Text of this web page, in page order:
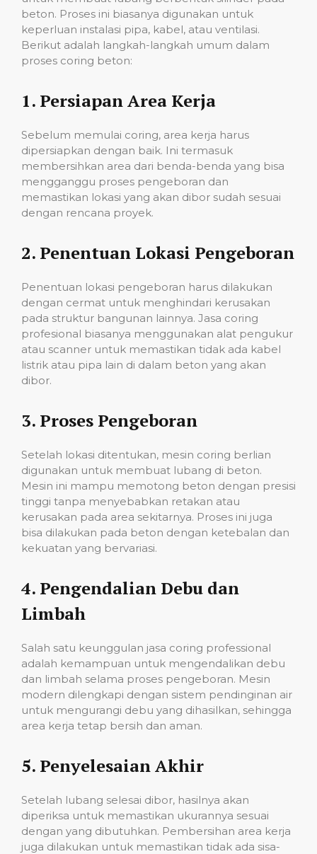
beton. Proses ini biasanya digunakan untuk
keperluan instalasi pipa, kabel, atau ventilasi.
Berikut adalah langkah-langkah umum dalam
proses coring beton:
1. Persiapan Area Kerja
Sebelum memulai coring, area kerja harus
dipersiapkan dengan baik. Ini termasuk
membersihkan area dari benda-benda yang bisa
mengganggu proses pengeboran dan
memastikan lokasi yang akan dibor sudah sesuai
dengan rencana proyek.
2. Penentuan Lokasi Pengeboran
Penentuan lokasi pengeboran harus dilakukan
dengan cermat untuk menghindari kerusakan
pada struktur bangunan lainnya. Jasa coring
profesional biasanya menggunakan alat pengukur
atau scanner untuk memastikan tidak ada kabel
listrik atau pipa lain di dalam beton yang akan
dibor.
3. Proses Pengeboran
Setelah lokasi ditentukan, mesin coring berlian
digunakan untuk membuat lubang di beton.
Mesin ini mampu memotong beton dengan presisi
tinggi tanpa menyebabkan retakan atau
kerusakan pada area sekitarnya. Proses ini juga
bisa dilakukan pada beton dengan ketebalan dan
kekuatan yang bervariasi.
4. Pengendalian Debu dan
Limbah
Salah satu keunggulan jasa coring professional
adalah kemampuan untuk mengendalikan debu
dan limbah selama proses pengeboran. Mesin
modern dilengkapi dengan sistem pendinginan air
untuk mengurangi debu yang dihasilkan, sehingga
area kerja tetap bersih dan aman.
5. Penyelesaian Akhir
Setelah lubang selesai dibor, hasilnya akan
diperiksa untuk memastikan ukurannya sesuai
dengan yang dibutuhkan. Pembersihan area kerja
juga dilakukan untuk memastikan tidak ada sisa-